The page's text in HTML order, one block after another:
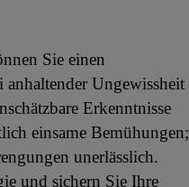
Sie einen
anhaltender Ungewissheit
Erkenntnisse
einsame Bemühungen;
unerlässlich.
und sichern Sie Ihre